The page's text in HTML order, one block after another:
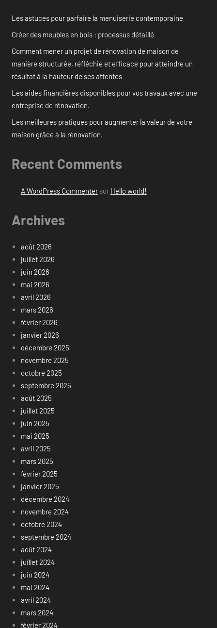
Les astuces pour parfaire la menuiserie contemporaine
Créer des meubles en bois : processus détaillé
Comment mener un projet de rénovation de maison de
manière structurée, réfléchie et efficace pour atteindre un
résultat à la hauteur de ses attentes
Les aides financières disponibles pour vos travaux avec une
entreprise de rénovation.
Les meilleures pratiques pour augmenter la valeur de votre
maison grâce à la rénovation.
Recent Comments
A WordPress Commentersur Hello world!
Archives
août 2026
juillet 2026
juin 2026
mai 2026
avril 2026
mars 2026
février 2026
janvier 2026
décembre 2025
novembre 2025
octobre 2025
septembre 2025
août 2025
juillet 2025
juin 2025
mai 2025
avril 2025
mars 2025
février 2025
janvier 2025
décembre 2024
novembre 2024
octobre 2024
septembre 2024
août 2024
juillet 2024
juin 2024
mai 2024
avril 2024
mars 2024
février 2024